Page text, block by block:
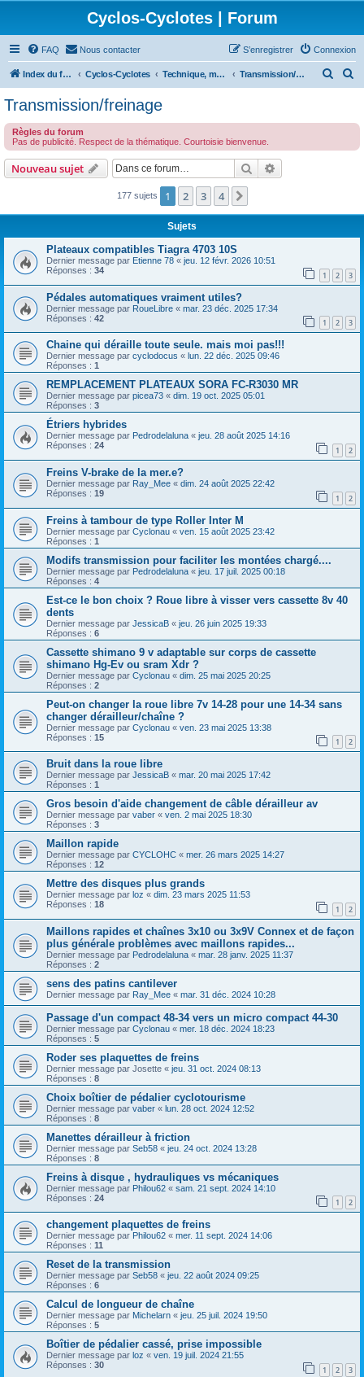
Cyclos-Cyclotes | Forum
FAQ Nous contacter Connexion
S’enregistrer
Index du forum Cyclos-Cyclotes Technique, matériels Transmission/freinage
e
e
Transmission/freinage
Règles du forum
Pas de publicité. Respect de la thématique. Courtoisie bienvenue.
Nouveau sujet Rechercher
177 sujets 1 2 3 4
Sujets
Plateaux compatibles Tiagra 4703 10S
Dernier message par Etienne 78 « jeu. 12 févr. 2026 10:51
Réponses : 34 1 2 3
Pédales automatiques vraiment utiles?
Dernier message par RoueLibre « mar. 23 déc. 2025 17:34
Réponses : 42 1 2 3
Chaine qui déraille toute seule. mais moi pas!!!
Dernier message par cyclodocus « lun. 22 déc. 2025 09:46
Réponses : 1
REMPLACEMENT PLATEAUX SORA FC-R3030 MR
Dernier message par picea73 « dim. 19 oct. 2025 05:01
Réponses : 3
Étriers hybrides
Dernier message par Pedrodelaluna « jeu. 28 août 2025 14:16
Réponses : 24 1 2
Freins V-brake de la mer.e?
Dernier message par Ray_Mee « dim. 24 août 2025 22:42
Réponses : 19 1 2
Freins à tambour de type Roller Inter M
Dernier message par Cyclonau « ven. 15 août 2025 23:42
Réponses : 1
Modifs transmission pour faciliter les montées chargé....
Dernier message par Pedrodelaluna « jeu. 17 juil. 2025 00:18
Réponses : 4
Est-ce le bon choix ? Roue libre à visser vers cassette 8v 40
dents
Dernier message par JessicaB « jeu. 26 juin 2025 19:33
Réponses : 6
Cassette shimano 9 v adaptable sur corps de cassette
shimano Hg-Ev ou sram Xdr ?
Dernier message par Cyclonau « dim. 25 mai 2025 20:25
Réponses : 2
Peut-on changer la roue libre 7v 14-28 pour une 14-34 sans
changer dérailleur/chaîne ?
Dernier message par Cyclonau « ven. 23 mai 2025 13:38
Réponses : 15 1 2
Bruit dans la roue libre
Dernier message par JessicaB « mar. 20 mai 2025 17:42
Réponses : 1
Gros besoin d'aide changement de câble dérailleur av
Dernier message par vaber « ven. 2 mai 2025 18:30
Réponses : 3
Maillon rapide
Dernier message par CYCLOHC « mer. 26 mars 2025 14:27
Réponses : 12
Mettre des disques plus grands
Dernier message par loz « dim. 23 mars 2025 11:53
Réponses : 18 1 2
Maillons rapides et chaînes 3x10 ou 3x9V Connex et de façon
plus générale problèmes avec maillons rapides...
Dernier message par Pedrodelaluna « mar. 28 janv. 2025 11:37
Réponses : 2
sens des patins cantilever
Dernier message par Ray_Mee « mar. 31 déc. 2024 10:28
Passage d'un compact 48-34 vers un micro compact 44-30
Dernier message par Cyclonau « mer. 18 déc. 2024 18:23
Réponses : 5
Roder ses plaquettes de freins
Dernier message par Josette « jeu. 31 oct. 2024 08:13
Réponses : 8
Choix boîtier de pédalier cyclotourisme
Dernier message par vaber « lun. 28 oct. 2024 12:52
Réponses : 8
Manettes dérailleur à friction
Dernier message par Seb58 « jeu. 24 oct. 2024 13:28
Réponses : 8
Freins à disque , hydrauliques vs mécaniques
Dernier message par Philou62 « sam. 21 sept. 2024 14:10
Réponses : 24 1 2
changement plaquettes de freins
Dernier message par Philou62 « mer. 11 sept. 2024 14:06
Réponses : 11
Reset de la transmission
Dernier message par Seb58 « jeu. 22 août 2024 09:25
Réponses : 6
Calcul de longueur de chaîne
Dernier message par Michelarn « jeu. 25 juil. 2024 19:50
Réponses : 5
Boîtier de pédalier cassé, prise impossible
Dernier message par loz « ven. 19 juil. 2024 21:55
Réponses : 30 1 2 3